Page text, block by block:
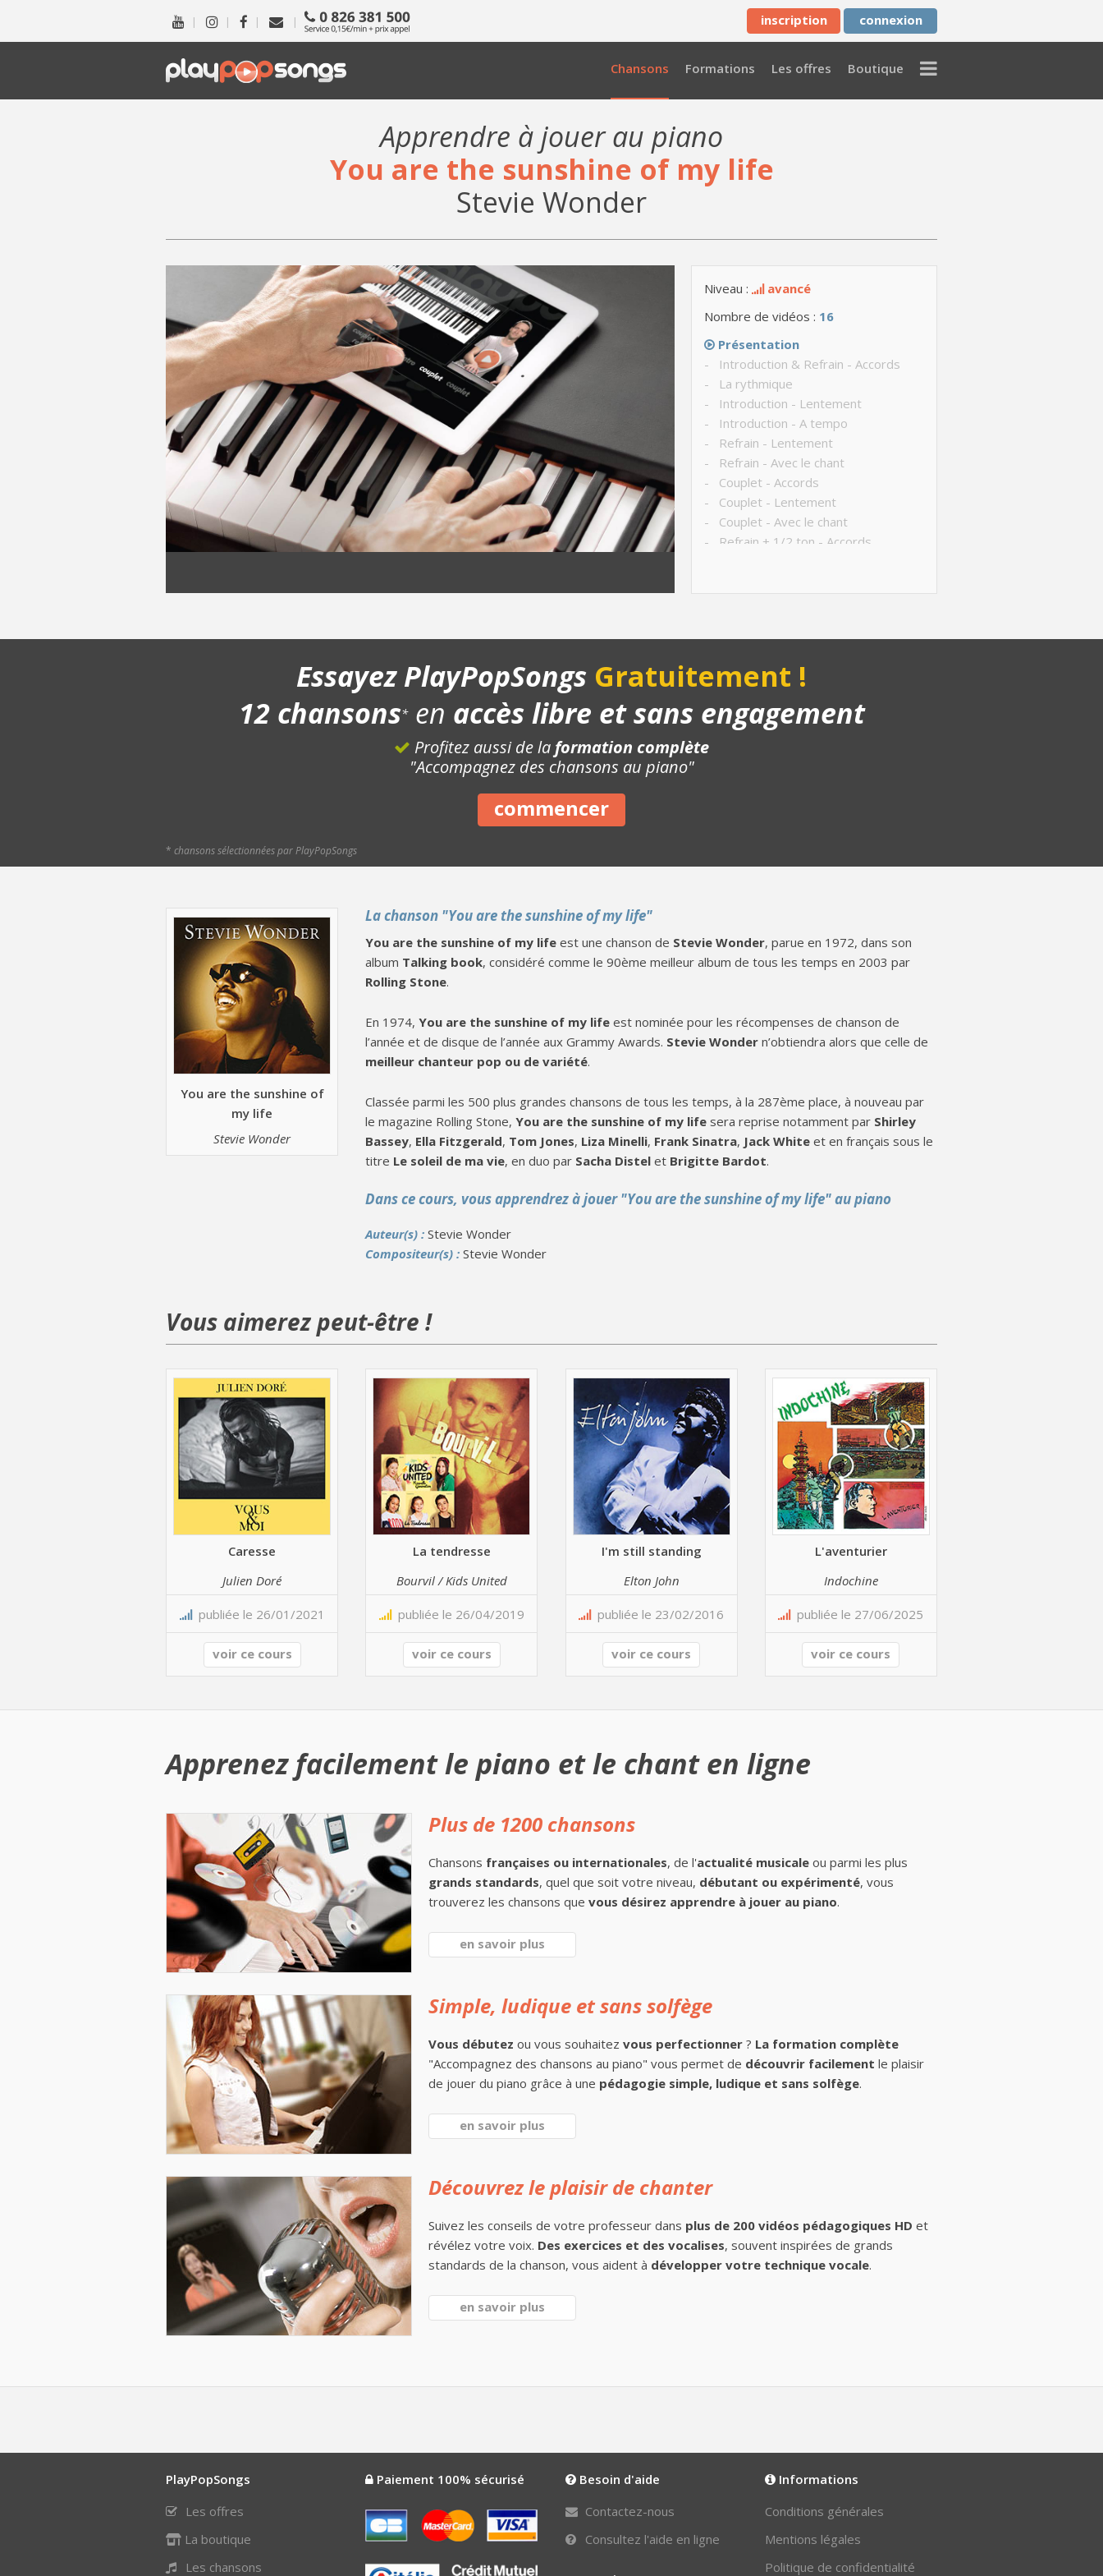
| | | | inscription connexion
Chansons Formations Les offres Boutique Menu
Apprendre à jouer au piano
You are the sunshine of my life
Stevie Wonder
Niveau :
avancé
Nombre de vidéos : 16
Présentation
- Introduction & Refrain - Accords
- La rythmique
- Introduction - Lentement
- Introduction - A tempo
- Refrain - Lentement
- Refrain - Avec le chant
- Couplet - Accords
- Couplet - Lentement
- Couplet - Avec le chant
- Refrain + 1/2 ton - Accords
- Playback piano
Essayez PlayPopSongs Gratuitement !
12 chansons*en accès libre et sans engagement
Profitez aussi de la formation complète
"Accompagnez des chansons au piano"
commencer
* chansons sélectionnées par PlayPopSongs
You are the sunshine of
my life
Stevie Wonder
La chanson "You are the sunshine of my life"
You are the sunshine of my life est une chanson de Stevie Wonder, parue en 1972, dans son
album Talking book, considéré comme le 90ème meilleur album de tous les temps en 2003 par
Rolling Stone.
En 1974,You are the sunshine of my life est nominée pour les récompenses de chanson de
l’année et de disque de l’année aux Grammy Awards. Stevie Wonder n’obtiendra alors que celle de
meilleur chanteur pop ou de variété.
Classée parmi les 500 plus grandes chansons de tous les temps, à la 287ème place, à nouveau par
le magazine Rolling Stone,You are the sunshine of my life sera reprise notamment par Shirley
Bassey, Ella Fitzgerald, Tom Jones, Liza Minelli, Frank Sinatra, Jack White et en français sous le
titre Le soleil de ma vie, en duo par Sacha Distel et Brigitte Bardot.
Dans ce cours, vous apprendrez à jouer "You are the sunshine of my life" au piano
Auteur(s) :Stevie Wonder
Compositeur(s) :Stevie Wonder
Vous aimerez peut-être !
Caresse
Julien Doré
publiée le 26/01/2021
voir ce cours
La tendresse
Bourvil / Kids United
publiée le 26/04/2019
voir ce cours
I'm still standing
Elton John
publiée le 23/02/2016
voir ce cours
L'aventurier
Indochine
publiée le 27/06/2025
voir ce cours
Apprenez facilement le piano et le chant en ligne
Plus de 1200 chansons
Chansons françaises ou internationales, de l'actualité musicale ou parmi les plus
grands standards, quel que soit votre niveau, débutant ou expérimenté, vous
trouverez les chansons que vous désirez apprendre à jouer au piano.
en savoir plus
Simple, ludique et sans solfège
Vous débutez ou vous souhaitez vous perfectionner ? La formation complète
"Accompagnez des chansons au piano" vous permet de découvrir facilement le plaisir
de jouer du piano grâce à une pédagogie simple, ludique et sans solfège.
en savoir plus
Découvrez le plaisir de chanter
Suivez les conseils de votre professeur dans plus de 200 vidéos pédagogiques HD et
révélez votre voix. Des exercices et des vocalises, souvent inspirées de grands
standards de la chanson, vous aident à développer votre technique vocale.
en savoir plus
PlayPopSongs
Les offres
La boutique
Les chansons
Paiement 100% sécurisé
Besoin d'aide
Contactez-nous
Consultez l'aide en ligne
Informations
Conditions générales
Mentions légales
Politique de confidentialité